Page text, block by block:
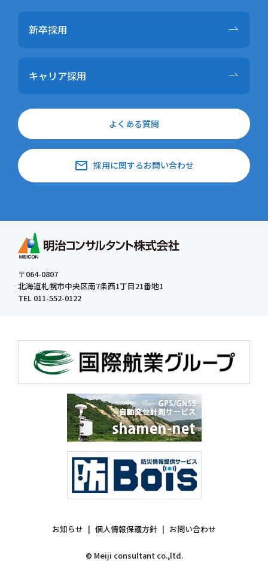
新卒採用
キャリア採用
よくある質問
email 採用に関するお問い合わせ
〒064-0807
北海道札幌市中央区南7条西1丁目21番地1
TEL 011-552-0122
お知らせ 個人情報保護方針 お問い合わせ
© Meiji consultant co.,ltd.